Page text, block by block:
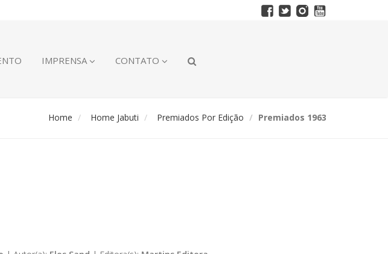
IMPRENSA CONTATO
Home Home Jabuti Premiados Por Edição Premiados 1963